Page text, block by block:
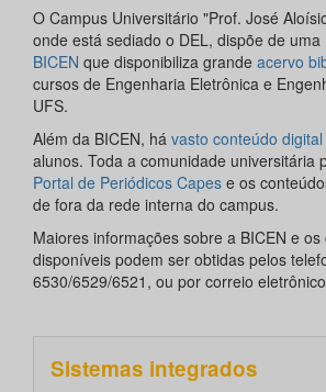
O Campus Universitário "Prof. José
onde está sediado o DEL, dispõe de uma
BICEN que disponibiliza grande acervo
cursos de Engenharia Eletrônica e
UFS.
Além da BICEN, há vasto conteúdo digital
alunos. Toda a comunidade universitária
Portal de Periódicos Capes e os
de fora da rede interna do campus.
Maiores informações sobre a BICEN e
disponíveis podem ser obtidas pelos
6530/6529/6521, ou por correio
Sistemas integrados